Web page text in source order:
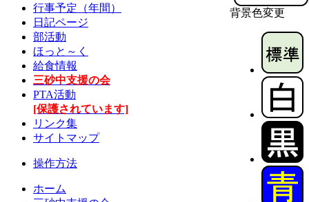
背景色変更
行事予定（年間）
日記ページ
部活動
ほっと～く
給食情報
三砂中支援の会
PTA活動
[保護されています]
リンク集
サイトマップ
操作方法
ホーム